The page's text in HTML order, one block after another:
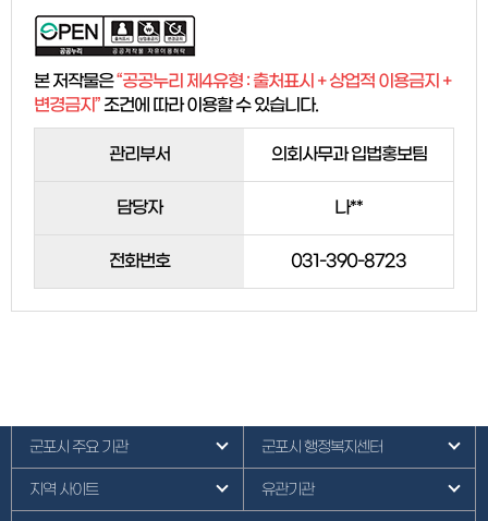
본 저작물은“공공누리 제4유형 : 출처표시 + 상업적 이용금지 +
변경금지” 조건에 따라 이용할 수 있습니다.
관리부서 의회사무과 입법홍보팀
담당자 나**
전화번호 031-390-8723
군포시 주요 기관 군포시 행정복지센터
지역 사이트 유관기관